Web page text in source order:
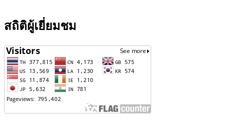
สถิติผู้เยี่ยมชม